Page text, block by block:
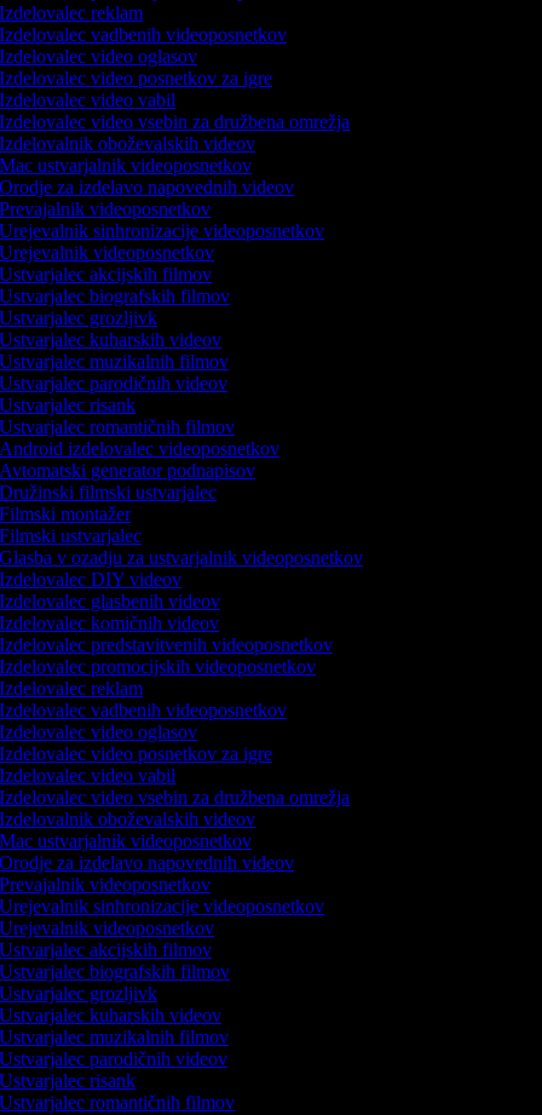
reklam
vadbenih videoposnetkov
video oglasov
video posnetkov za igre
video vabil
video vsebin za družbena omrežja
oboževalskih videov
ustvarjalnik videoposnetkov
za izdelavo napovednih videov
videoposnetkov
sinhronizacije videoposnetkov
videoposnetkov
akcijskih filmov
biografskih filmov
grozljivk
kuharskih videov
muzikalnih filmov
parodičnih videov
risank
romantičnih filmov
izdelovalec videoposnetkov
generator podnapisov
filmski ustvarjalec
montažer
ustvarjalec
v ozadju za ustvarjalnik videoposnetkov
DIY videov
glasbenih videov
komičnih videov
predstavitvenih videoposnetkov
promocijskih videoposnetkov
reklam
vadbenih videoposnetkov
video oglasov
video posnetkov za igre
video vabil
video vsebin za družbena omrežja
oboževalskih videov
ustvarjalnik videoposnetkov
za izdelavo napovednih videov
videoposnetkov
sinhronizacije videoposnetkov
videoposnetkov
akcijskih filmov
biografskih filmov
grozljivk
kuharskih videov
muzikalnih filmov
parodičnih videov
risank
romantičnih filmov